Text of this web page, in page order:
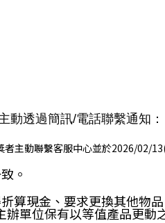
動透過簡訊/電話聯繫通知：
主動聯繫客服中心並於2026/02/
。
算現金、要求更換其他物
單位保有以等值產品更動